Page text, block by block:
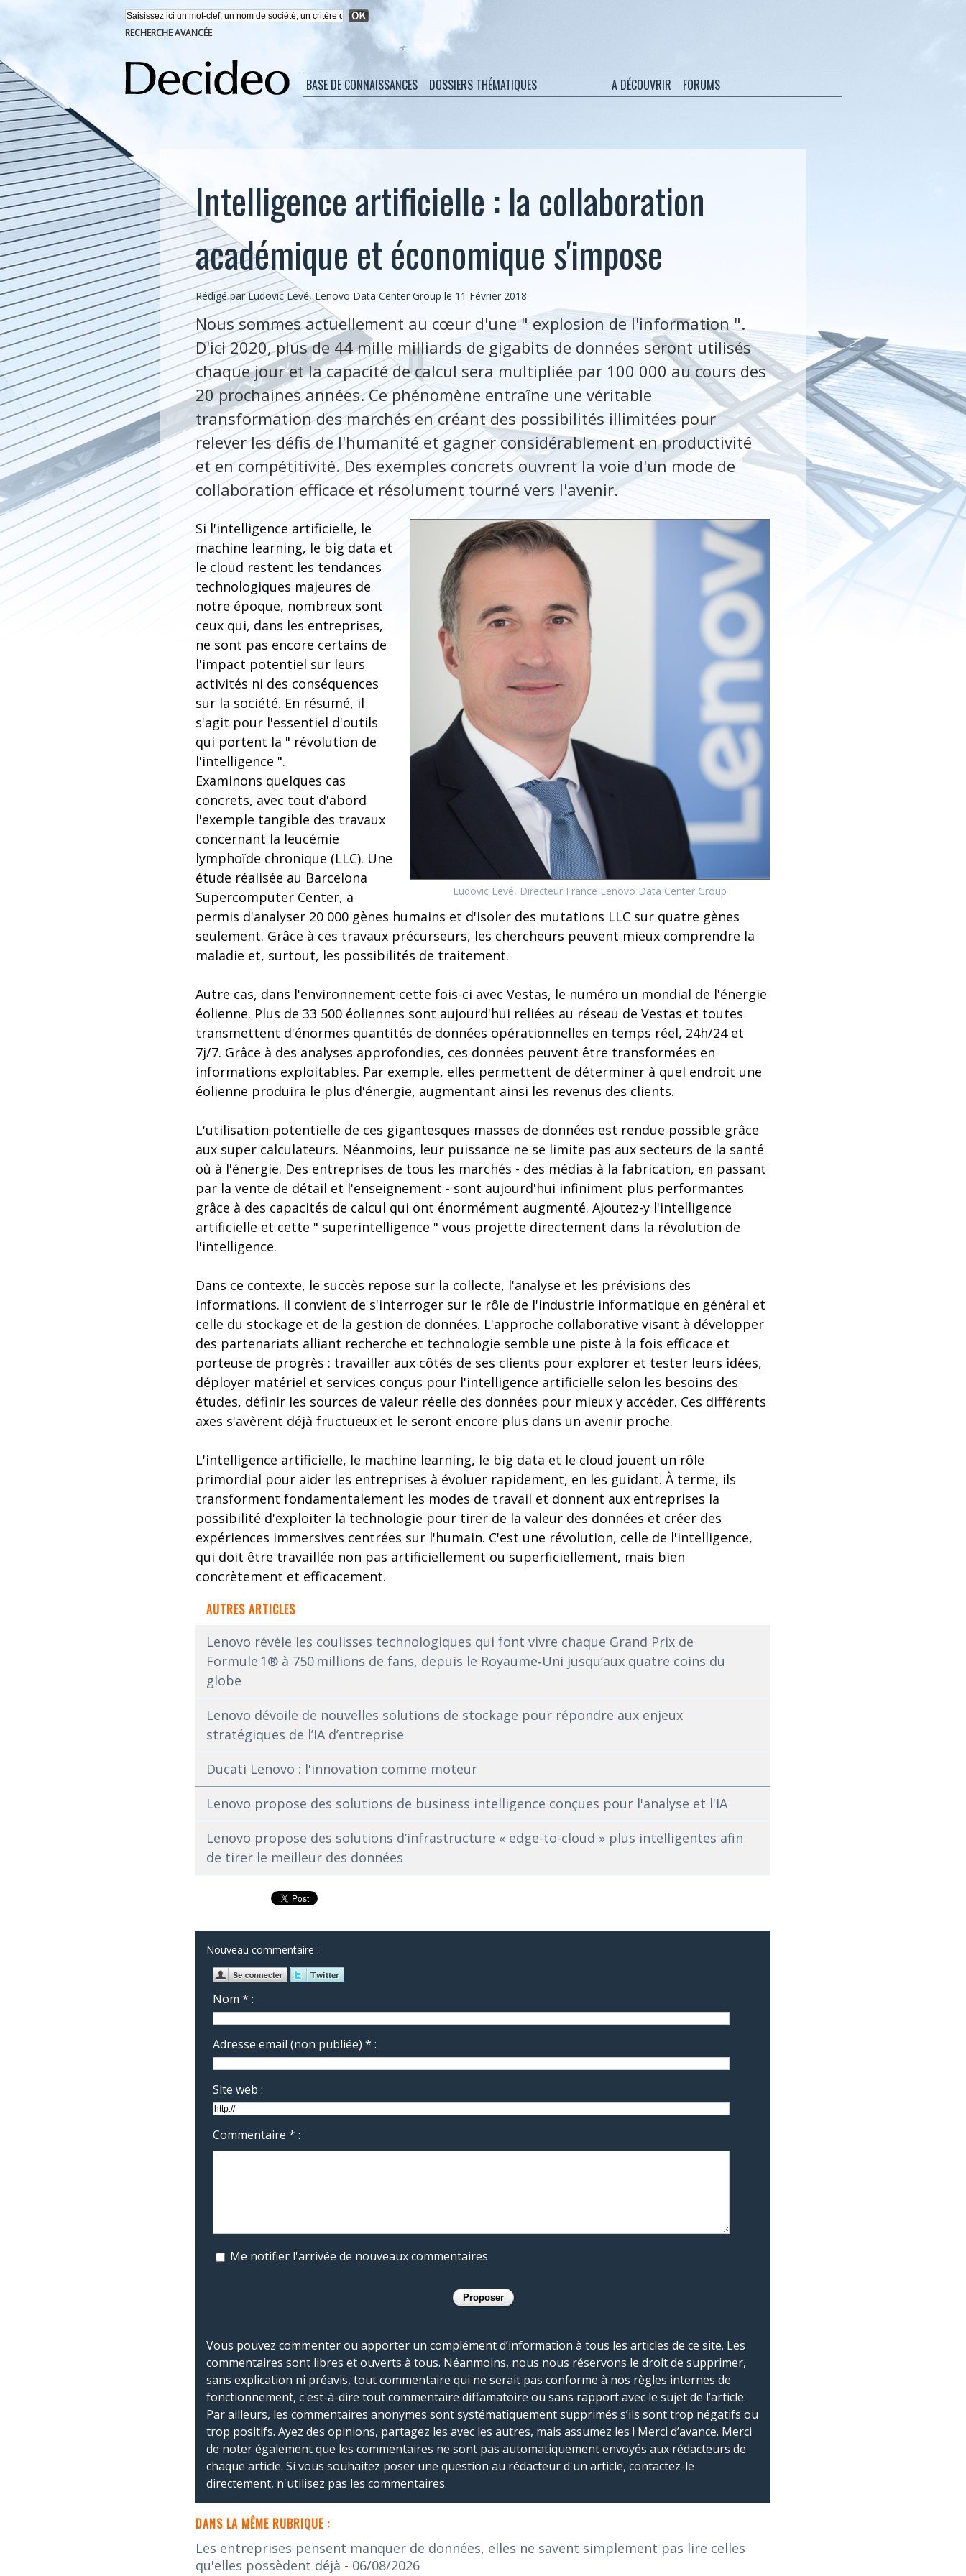
RECHERCHE AVANCÉE
BASE DE CONNAISSANCES DOSSIERS THÉMATIQUES A DÉCOUVRIR FORUMS
Intelligence artificielle : la collaboration
académique et économique s'impose
Rédigé par Ludovic Levé, Lenovo Data Center Group le 11 Février 2018
Nous sommes actuellement au cœur d'une " explosion de l'information ".
D'ici 2020, plus de 44 mille milliards de gigabits de données seront utilisés
chaque jour et la capacité de calcul sera multipliée par 100 000 au cours des
20 prochaines années. Ce phénomène entraîne une véritable
transformation des marchés en créant des possibilités illimitées pour
relever les défis de l'humanité et gagner considérablement en productivité
et en compétitivité. Des exemples concrets ouvrent la voie d'un mode de
collaboration efficace et résolument tourné vers l'avenir.
Ludovic Levé, Directeur France Lenovo Data Center Group
Si l'intelligence artificielle, le
machine learning, le big data et
le cloud restent les tendances
technologiques majeures de
notre époque, nombreux sont
ceux qui, dans les entreprises,
ne sont pas encore certains de
l'impact potentiel sur leurs
activités ni des conséquences
sur la société. En résumé, il
s'agit pour l'essentiel d'outils
qui portent la " révolution de
l'intelligence ".
Examinons quelques cas
concrets, avec tout d'abord
l'exemple tangible des travaux
concernant la leucémie
lymphoïde chronique (LLC). Une
étude réalisée au Barcelona
Supercomputer Center, a
permis d'analyser 20 000 gènes humains et d'isoler des mutations LLC sur quatre gènes
seulement. Grâce à ces travaux précurseurs, les chercheurs peuvent mieux comprendre la
maladie et, surtout, les possibilités de traitement.
Autre cas, dans l'environnement cette fois-ci avec Vestas, le numéro un mondial de l'énergie
éolienne. Plus de 33 500 éoliennes sont aujourd'hui reliées au réseau de Vestas et toutes
transmettent d'énormes quantités de données opérationnelles en temps réel, 24h/24 et
7j/7. Grâce à des analyses approfondies, ces données peuvent être transformées en
informations exploitables. Par exemple, elles permettent de déterminer à quel endroit une
éolienne produira le plus d'énergie, augmentant ainsi les revenus des clients.
L'utilisation potentielle de ces gigantesques masses de données est rendue possible grâce
aux super calculateurs. Néanmoins, leur puissance ne se limite pas aux secteurs de la santé
où à l'énergie. Des entreprises de tous les marchés - des médias à la fabrication, en passant
par la vente de détail et l'enseignement - sont aujourd'hui infiniment plus performantes
grâce à des capacités de calcul qui ont énormément augmenté. Ajoutez-y l'intelligence
artificielle et cette " superintelligence " vous projette directement dans la révolution de
l'intelligence.
Dans ce contexte, le succès repose sur la collecte, l'analyse et les prévisions des
informations. Il convient de s'interroger sur le rôle de l'industrie informatique en général et
celle du stockage et de la gestion de données. L'approche collaborative visant à développer
des partenariats alliant recherche et technologie semble une piste à la fois efficace et
porteuse de progrès : travailler aux côtés de ses clients pour explorer et tester leurs idées,
déployer matériel et services conçus pour l'intelligence artificielle selon les besoins des
études, définir les sources de valeur réelle des données pour mieux y accéder. Ces différents
axes s'avèrent déjà fructueux et le seront encore plus dans un avenir proche.
L'intelligence artificielle, le machine learning, le big data et le cloud jouent un rôle
primordial pour aider les entreprises à évoluer rapidement, en les guidant. À terme, ils
transforment fondamentalement les modes de travail et donnent aux entreprises la
possibilité d'exploiter la technologie pour tirer de la valeur des données et créer des
expériences immersives centrées sur l'humain. C'est une révolution, celle de l'intelligence,
qui doit être travaillée non pas artificiellement ou superficiellement, mais bien
concrètement et efficacement.
AUTRES ARTICLES
Lenovo révèle les coulisses technologiques qui font vivre chaque Grand Prix de
Formule 1® à 750 millions de fans, depuis le Royaume‑Uni jusqu’aux quatre coins du
globe
Lenovo dévoile de nouvelles solutions de stockage pour répondre aux enjeux
stratégiques de l’IA d’entreprise
Ducati Lenovo : l'innovation comme moteur
Lenovo propose des solutions de business intelligence conçues pour l'analyse et l'IA
Lenovo propose des solutions d’infrastructure « edge-to-cloud » plus intelligentes afin
de tirer le meilleur des données
Nouveau commentaire :
Nom * :
Adresse email (non publiée) * :
Site web :
Commentaire * :
Me notifier l'arrivée de nouveaux commentaires
Vous pouvez commenter ou apporter un complément d’information à tous les articles de ce site. Les
commentaires sont libres et ouverts à tous. Néanmoins, nous nous réservons le droit de supprimer,
sans explication ni préavis, tout commentaire qui ne serait pas conforme à nos règles internes de
fonctionnement, c'est-à-dire tout commentaire diffamatoire ou sans rapport avec le sujet de l’article.
Par ailleurs, les commentaires anonymes sont systématiquement supprimés s’ils sont trop négatifs ou
trop positifs. Ayez des opinions, partagez les avec les autres, mais assumez les ! Merci d’avance. Merci
de noter également que les commentaires ne sont pas automatiquement envoyés aux rédacteurs de
chaque article. Si vous souhaitez poser une question au rédacteur d'un article, contactez-le
directement, n'utilisez pas les commentaires.
DANS LA MÊME RUBRIQUE :
Les entreprises pensent manquer de données, elles ne savent simplement pas lire celles
qu'elles possèdent déjà - 06/08/2026